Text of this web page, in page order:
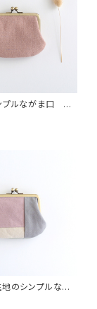
プルながま口 く
のシンプルなが
リーズ2